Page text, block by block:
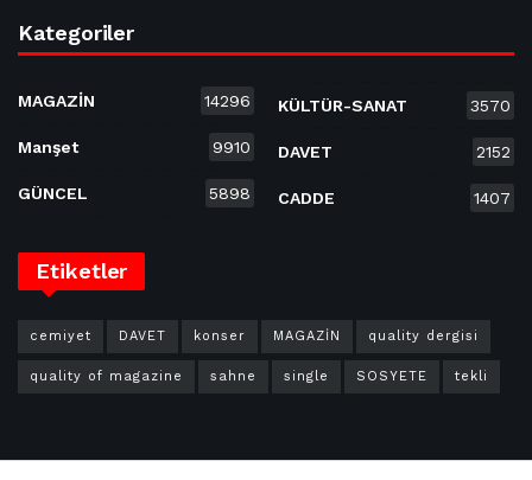
Kategoriler
MAGAZİN 14296
Manşet 9910
GÜNCEL 5898
KÜLTÜR-SANAT 3570
DAVET 2152
CADDE 1407
Etiketler
cemiyet DAVET konser MAGAZİN quality dergisi
quality of magazine sahne single SOSYETE tekli